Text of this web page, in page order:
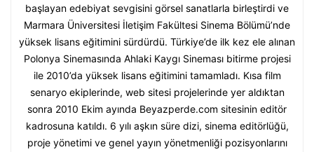
başlayan edebiyat sevgisini görsel sanatlarla birleştirdi ve
Marmara Üniversitesi İletişim Fakültesi Sinema Bölümü’nde
yüksek lisans eğitimini sürdürdü. Türkiye’de ilk kez ele alınan
Polonya Sinemasında Ahlaki Kaygı Sineması bitirme projesi
ile 2010’da yüksek lisans eğitimini tamamladı. Kısa film
senaryo ekiplerinde, web sitesi projelerinde yer aldıktan
sonra 2010 Ekim ayında Beyazperde.com sitesinin editör
kadrosuna katıldı. 6 yılı aşkın süre dizi, sinema editörlüğü,
proje yönetimi ve genel yayın yönetmenliği pozisyonlarını